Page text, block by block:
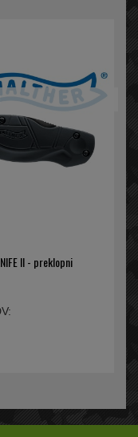
II - preklopni